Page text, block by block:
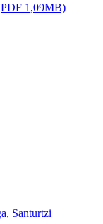
1,09MB)
, Santurtzi